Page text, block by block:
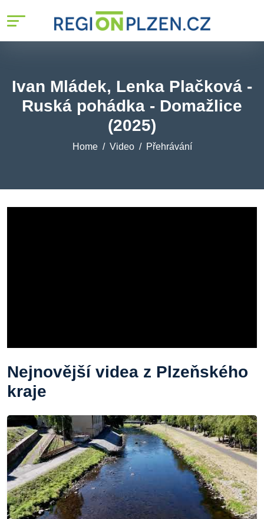
Ivan Mládek, Lenka Plačková -
Ruská pohádka - Domažlice
(2025)
Home Video Přehrávání
Nejnovější videa z Plzeňského
kraje